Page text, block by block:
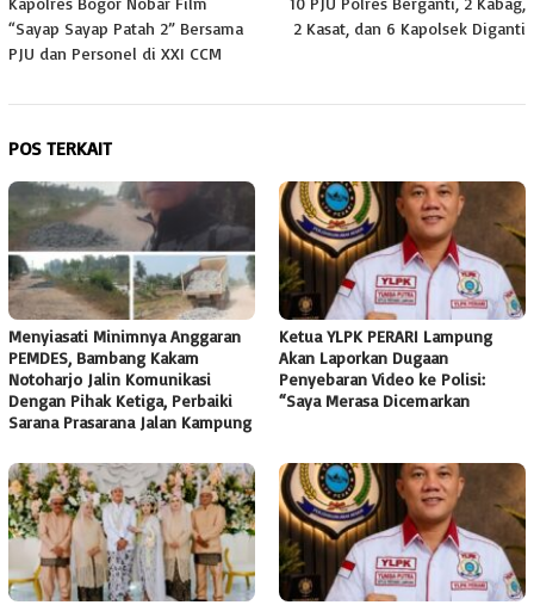
pos
“Sayap Sayap Patah 2” Bersama
PJU dan Personel di XXI CCM
2 Kasat, dan 6 Kapolsek Diganti
POS TERKAIT
Menyiasati Minimnya Anggaran
PEMDES, Bambang Kakam
Notoharjo Jalin Komunikasi
Dengan Pihak Ketiga, Perbaiki
Sarana Prasarana Jalan Kampung
Ketua YLPK PERARI Lampung
Akan Laporkan Dugaan
Penyebaran Video ke Polisi:
“Saya Merasa Dicemarkan